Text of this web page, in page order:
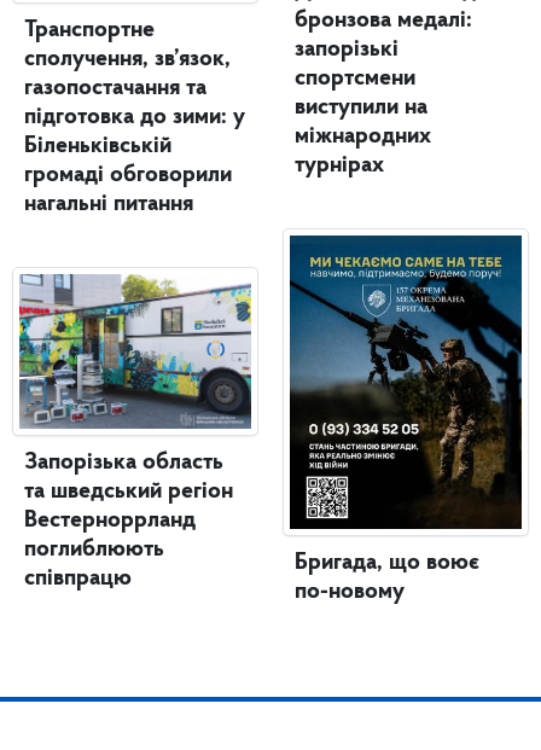
Транспортне
сполучення, зв’язок,
газопостачання та
підготовка до зими: у
Біленьківській
громаді обговорили
нагальні питання
Запорізька область
та шведський регіон
Вестерноррланд
поглиблюють
співпрацю
бронзова медалі:
запорізькі
спортсмени
виступили на
міжнародних
турнірах
Бригада, що воює
по-новому